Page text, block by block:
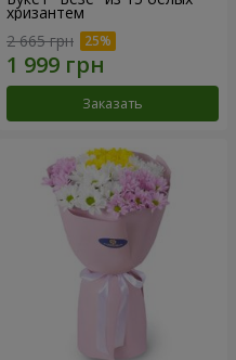
хризантем
2 665 грн
Заказать